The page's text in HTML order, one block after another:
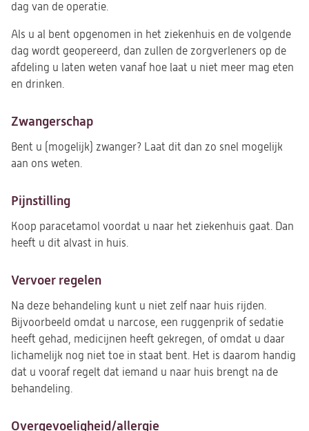
dag van de operatie.
Als u al bent opgenomen in het ziekenhuis en de volgende
dag wordt geopereerd, dan zullen de zorgverleners op de
afdeling u laten weten vanaf hoe laat u niet meer mag eten
en drinken.
Zwangerschap
Bent u (mogelijk) zwanger? Laat dit dan zo snel mogelijk
aan ons weten.
Pijnstilling
Koop paracetamol voordat u naar het ziekenhuis gaat. Dan
heeft u dit alvast in huis.
Vervoer regelen
Na deze behandeling kunt u niet zelf naar huis rijden.
Bijvoorbeeld omdat u narcose, een ruggenprik of sedatie
heeft gehad, medicijnen heeft gekregen, of omdat u daar
lichamelijk nog niet toe in staat bent. Het is daarom handig
dat u vooraf regelt dat iemand u naar huis brengt na de
behandeling.
Overgevoeligheid/allergie